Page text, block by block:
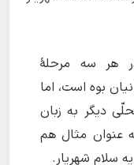
هر سه مرحلۀ
بوه است، اما
دیگر به زبان
عنوان مثال هم
سلام شهریار.